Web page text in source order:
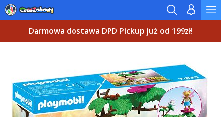
Darmowa dostawa DPD Pickup już od 199zł!